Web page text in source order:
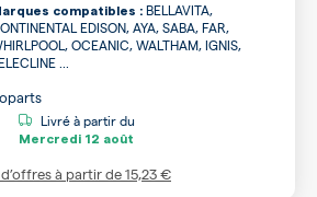
compatibles : BELLAVITA,
EDISON, AYA, SABA, FAR,
OCEANIC, WALTHAM, IGNIS,
...
Livré à partir du
Mercredi 12 août
d’offres à partir de15,23 €